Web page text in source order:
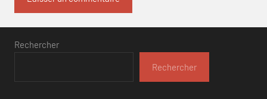
Rechercher
Rechercher